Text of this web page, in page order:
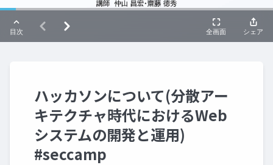
ハッカソンについて(分散アー
キテクチャ時代におけるWeb
システムの開発と運用)
#seccamp